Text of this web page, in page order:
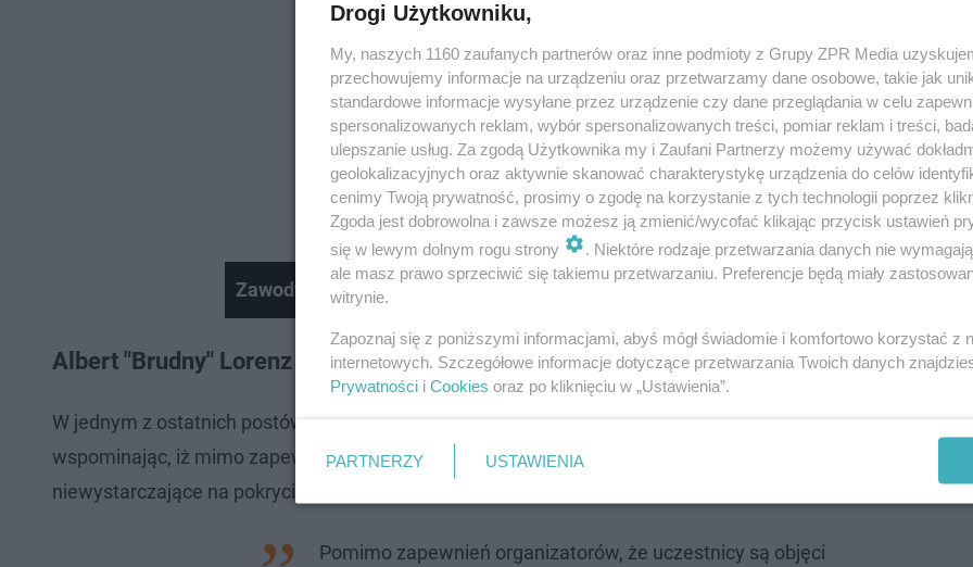
Zawody Slavic Ninja Track w Bydgoszczy
Albert "Brudny" Lorenz oskarża produkcję Polsatu po wypadku na planie "Ninja vs
W jednym z ostatnich postów Albert "Brudny" Lorenz "przedstawił rzeczywisty obraz sytuacji po wypadku",
wspominając, iż mimo zapewnień produkcji, uczestnicy nie są objęci pełnym ubezpieczeniem, to okazało
niewystarczające na pokrycie kosztów jego leczenia.
Pomimo zapewnień organizatorów, że uczestnicy są objęci
Drogi Użytkowniku,
My, naszych 1160 zaufanych partnerów oraz inne podmioty z Grupy ZPR Media
przechowujemy informacje na urządzeniu oraz przetwarzamy dane osobowe, takie jak
standardowe informacje wysyłane przez urządzenie czy dane przeglądania w celu
spersonalizowanych reklam, wybór spersonalizowanych treści, pomiar reklam i treści,
ulepszanie usług. Za zgodą Użytkownika my i Zaufani Partnerzy możemy używać
geolokalizacyjnych oraz aktywnie skanować charakterystykę urządzenia do celów
cenimy Twoją prywatność, prosimy o zgodę na korzystanie z tych technologii poprzez
Zgoda jest dobrowolna i zawsze możesz ją zmienić/wycofać klikając przycisk ustawień
się w lewym dolnym rogu strony
. Niektóre rodzaje przetwarzania danych nie
ale masz prawo sprzeciwić się takiemu przetwarzaniu. Preferencje będą miały
witrynie.
Zapoznaj się z poniższymi informacjami, abyś mógł świadomie i komfortowo korzystać z
internetowych. Szczegółowe informacje dotyczące przetwarzania Twoich danych
Prywatności i Cookies oraz po kliknięciu w „Ustawienia”.
PARTNERZY USTAWIENIA